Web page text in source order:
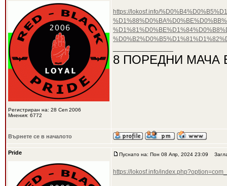
Регистриран на: 28 Сеп 2006
Мнения: 6772
https://lokosf.info/
8 ПОРЕДНИ МАЧА
Върнете се в началото
Pride Пуснато на: Пон 08 Апр, 2024 23:09
https://lokosf.info/